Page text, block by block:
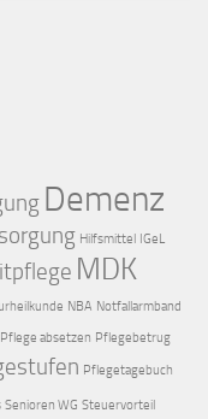
Demenz
Hilfsmittel IGeL
MDK
NBA Notfallarmband
Pflege absetzen Pflegebetrug
Pflegetagebuch
Senioren WG Steuervorteil